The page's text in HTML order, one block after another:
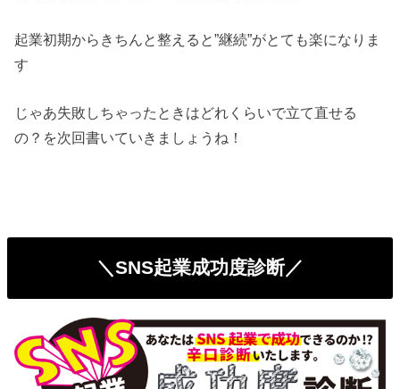
起業初期からきちんと整えると”継続”がとても楽になりま
す
じゃあ失敗しちゃったときはどれくらいで立て直せる
の？を次回書いていきましょうね！
＼SNS起業成功度診断／